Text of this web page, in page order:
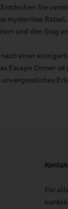
Sie
mysteriöse
und den Sieg
einer
Escape Dinner ist
Für